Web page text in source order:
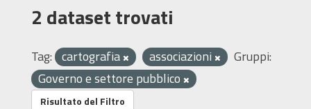
2 dataset trovati
Tag: cartografia associazioni
Gruppi:
Governo e settore pubblico
Risultato del Filtro